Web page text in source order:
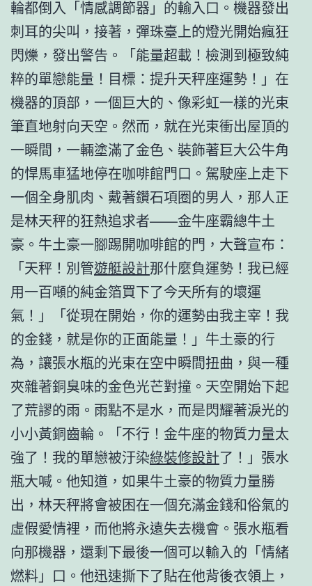
輪都倒入「情感調節器」的輸入口。機器發出
刺耳的尖叫，接著，彈珠臺上的燈光開始瘋狂
閃爍，發出警告。「能量超載！檢測到極致純
粹的單戀能量！目標：提升天秤座運勢！」在
機器的頂部，一個巨大的、像彩虹一樣的光束
筆直地射向天空。然而，就在光束衝出屋頂的
一瞬間，一輛塗滿了金色、裝飾著巨大公牛角
的悍馬車猛地停在咖啡館門口。駕駛座上走下
一個全身肌肉、戴著鑽石項圈的男人，那人正
是林天秤的狂熱追求者——金牛座霸總牛土
豪。牛土豪一腳踢開咖啡館的門，大聲宣布：
「天秤！別管遊艇設計那什麼負運勢！我已經
用一百噸的純金箔買下了今天所有的壞運
氣！」「從現在開始，你的運勢由我主宰！我
的金錢，就是你的正面能量！」牛土豪的行
為，讓張水瓶的光束在空中瞬間扭曲，與一種
夾雜著銅臭味的金色光芒對撞。天空開始下起
了荒謬的雨。雨點不是水，而是閃耀著淚光的
小小黃銅齒輪。「不行！金牛座的物質力量太
強了！我的單戀被汙染綠裝修設計了！」張水
瓶大喊。他知道，如果牛土豪的物質力量勝
出，林天秤將會被困在一個充滿金錢和俗氣的
虛假愛情裡，而他將永遠失去機會。張水瓶看
向那機器，還剩下最後一個可以輸入的「情緒
燃料」口。他迅速撕下了貼在他背後衣領上，